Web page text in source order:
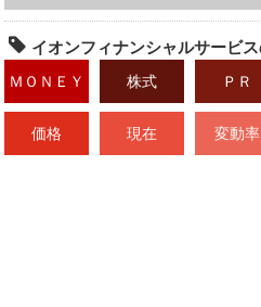
イオンフィナンシャルサービ
ＭＯＮＥＹ 株式 ＰＲ
価格 現在 変動率